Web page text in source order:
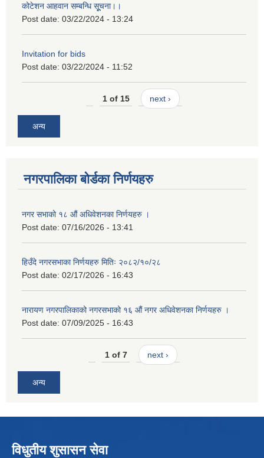
कोटेशन आहवान सम्बन्धि सूूचना।।
Post date: 03/22/2024 - 13:24
Invitation for bids
Post date: 03/22/2024 - 11:52
1 of 15 next ›
अन्य
नगरपालिका बोर्डका निर्णयहरु
नगर सभाको १८ औं अधिवेशनका निर्णयहरु ।
Post date: 07/16/2026 - 13:41
हिउँदे नगरसभाका निर्णयहरु मितिः २०८२/१०/२८
Post date: 02/17/2026 - 16:43
नारायण नगरपालिकाको नगरसभाको १६ औं नगर अधिवेशनका निर्णयहरु ।
Post date: 07/09/2025 - 16:43
1 of 7 next ›
अन्य
विधुतीय शुसासन सेवा